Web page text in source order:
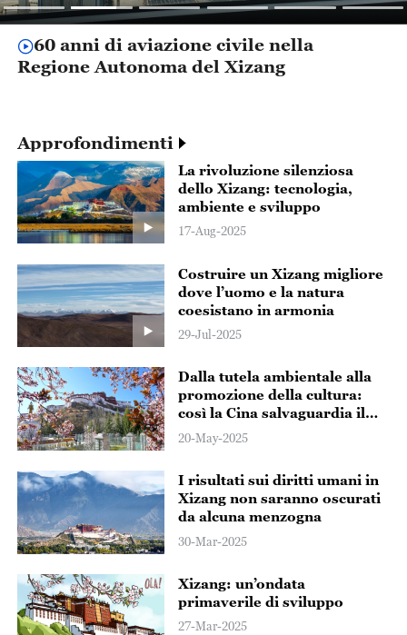
60 anni di aviazione civile nella
Regione Autonoma del Xizang
Approfondimenti
La rivoluzione silenziosa
dello Xizang: tecnologia,
ambiente e sviluppo
17-Aug-2025
Costruire un Xizang migliore
dove l’uomo e la natura
coesistano in armonia
29-Jul-2025
Dalla tutela ambientale alla
promozione della cultura:
così la Cina salvaguardia il
“tesoro” dello Xizang
20-May-2025
I risultati sui diritti umani in
Xizang non saranno oscurati
da alcuna menzogna
30-Mar-2025
Xizang: un’ondata
primaverile di sviluppo
27-Mar-2025